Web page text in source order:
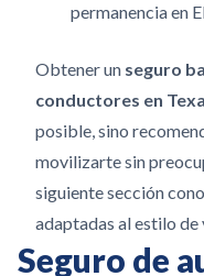
permanencia en
Obtener un seguro
conductores en
posible, sino
movilizarte sin
siguiente sección
adaptadas al estilo
Seguro de